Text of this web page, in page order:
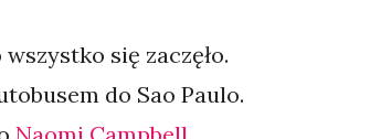
się zaczęło.
do Sao Paulo.